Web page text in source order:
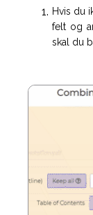
Hvis du
felt og
skal du